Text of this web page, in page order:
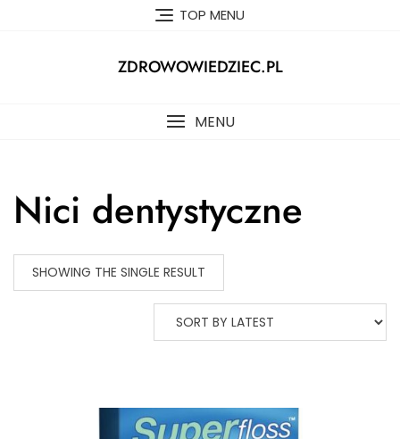
TOP MENU
ZDROWOWIEDZIEC.PL
MENU
Nici dentystyczne
SHOWING THE SINGLE RESULT